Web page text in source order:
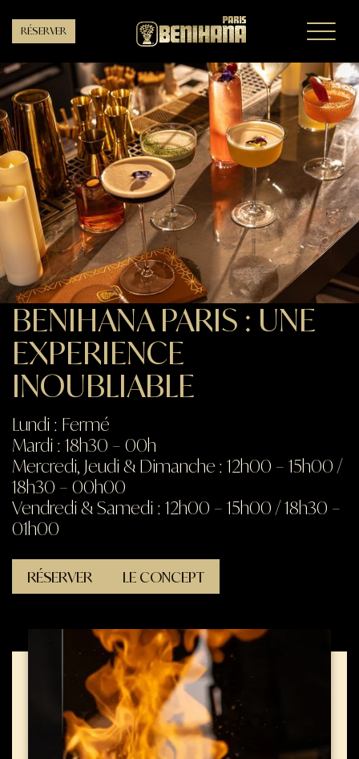
RÉSERVER
Slide 3 of 3.
BENIHANA PARIS : UNE
EXPERIENCE
INOUBLIABLE
Lundi : Fermé
Mardi : 18h30 – 00h
Mercredi, Jeudi & Dimanche : 12h00 – 15h00 /
18h30 – 00h00
Vendredi & Samedi : 12h00 – 15h00 / 18h30 –
01h00
RÉSERVER LE CONCEPT